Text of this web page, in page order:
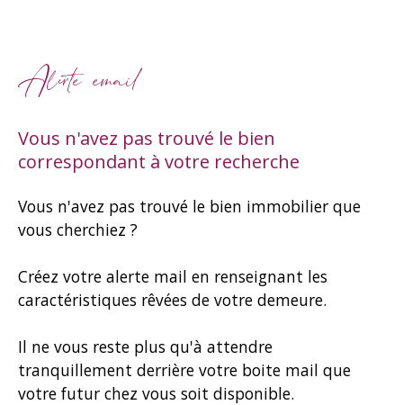
Alerte email
Vous n'avez pas trouvé le bien
correspondant à votre recherche
Vous n'avez pas trouvé le bien immobilier que
vous cherchiez ?
Créez votre alerte mail en renseignant les
caractéristiques rêvées de votre demeure.
Il ne vous reste plus qu'à attendre
tranquillement derrière votre boite mail que
votre futur chez vous soit disponible.